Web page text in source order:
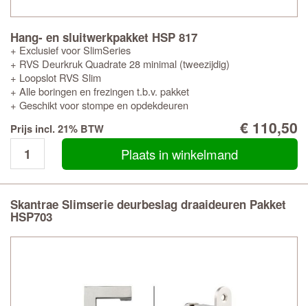
Hang- en sluitwerkpakket HSP 817
+ Exclusief voor SlimSeries
+ RVS Deurkruk Quadrate 28 minimal (tweezijdig)
+ Loopslot RVS Slim
+ Alle boringen en frezingen t.b.v. pakket
+ Geschikt voor stompe en opdekdeuren
Prijs incl. 21% BTW
€ 110,50
Plaats in winkelmand
Skantrae Slimserie deurbeslag draaideuren Pakket
HSP703